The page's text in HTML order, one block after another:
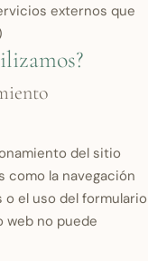
externos que
del sitio
como la navegación
o el uso del formulario
web no puede